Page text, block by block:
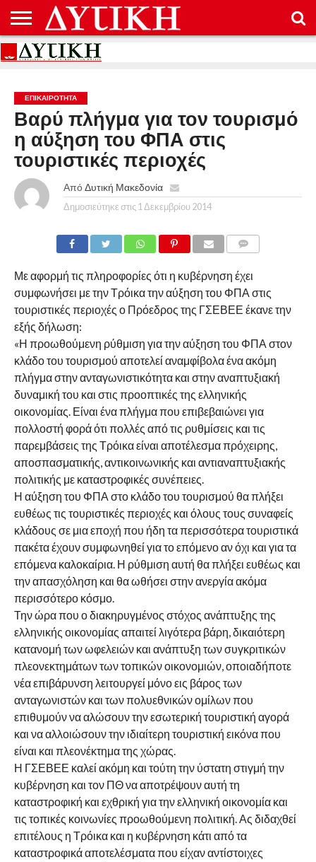
ΑΡΧΙΚΉ
ΕΠΙΚΟΙΝΩΝΊΑ
ΌΡΟΙ
ΠΡΟΣΤΑΣΊΑ
ΕΠΙΚΑΙΡΟΤΗΤΑ
Βαρύ πλήγμα για τον τουρισμό
η αύξηση του ΦΠΑ στις
τουριστικές περιοχές
Από Δυτική Μακεδονία
Δημοσιεύτηκε στις 1 Δεκεμβρίου 2014
Με αφορμή τις πληροφορίες ότι η κυβέρνηση έχει
συμφωνήσει με την Τρόικα την αύξηση του ΦΠΑ στις
τουριστικές περιοχές ο Πρόεδρος της ΓΣΕΒΕΕ έκανε την
εξής δήλωση:
«Η προωθούμενη ρύθμιση για την αύξηση του ΦΠΑ στον
κλάδο του τουρισμού αποτελεί αναμφίβολα ένα ακόμη
πλήγμα στην ανταγωνιστικότητα και στην αναπτυξιακή
δυναμική του και στις προοπτικές της ελληνικής
οικονομίας. Είναι ένα πλήγμα που επιβεβαιώνει για
πολλοστή φορά ότι πολλές από τις ρυθμίσεις και τις
παρεμβάσεις της Τρόικα είναι αποτέλεσμα πρόχειρης,
αποσπασματικής, αντικοινωνικής και αντιαναπτυξιακής
πολιτικής με καταστροφικές συνέπειες.
Η αύξηση του ΦΠΑ στο κλάδο του τουρισμού θα πλήξει
ευθέως τις τουριστικές περιοχές και όλους τους συναφείς
κλάδους σε μια εποχή που ήδη τα περισσότερα τουριστικά
πακέτα έχουν συμφωνηθεί για το επόμενο αν όχι και για τα
επόμενα καλοκαίρια. Η ρύθμιση αυτή θα πλήξει ευθέως και
την απασχόληση και θα ωθήσει στην ανεργία ακόμα
περισσότερο κόσμο.
Την ώρα που ο διακηρυγμένος στόχος ανάπτυξης της
ελληνικής οικονομίας απαιτεί λιγότερα βάρη, δικαιότερη
κατανομή των ωφελειών και ανάπτυξη των συγκριτικών
πλεονεκτημάτων των τοπικών οικονομιών, οποιαδήποτε
νέα επιβάρυνση λειτουργεί μόνο εις βάρος των
ανταγωνιστών και των πολυεθνικών ομίλων που
επιθυμούν να αλώσουν την εσωτερική τουριστική αγορά
και να αλλοιώσουν την ιδιαίτερη τουριστική εικόνα που
είναι και πλεονέκτημα της χώρας.
Η ΓΣΕΒΕΕ καλεί ακόμη και τούτη την ύστατη στιγμή την
κυβέρνηση και τον ΠΘ να αποτρέψουν αυτή τη
καταστροφική και εχθρική για την ελληνική οικονομία και
τις τοπικές κοινωνίες προωθούμενη πολιτική. Ας διδαχθεί
επιτέλους η Τρόικα και η κυβέρνηση κάτι από τα
καταστροφικά αποτελέσματα που είχαν αντίστοιχες